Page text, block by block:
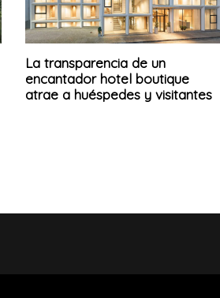
La transparencia de un
encantador hotel boutique
atrae a huéspedes y visitantes